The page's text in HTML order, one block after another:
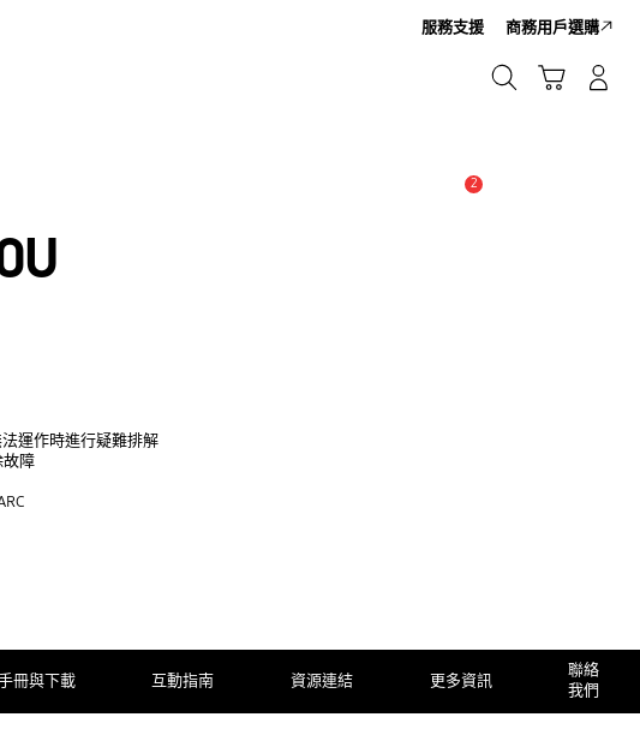
服務支援 商務用戶選購
2
運作時進行疑難排解
故障
冊與下載 互動指南 資源連結 更多資訊
聯絡
我們